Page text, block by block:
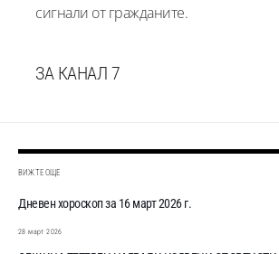
сигнали от гражданите.
ЗА КАНАЛ 7
ВИЖТЕ ОЩЕ
Дневен хороскоп за 16 март 2026 г.
28 март 2026